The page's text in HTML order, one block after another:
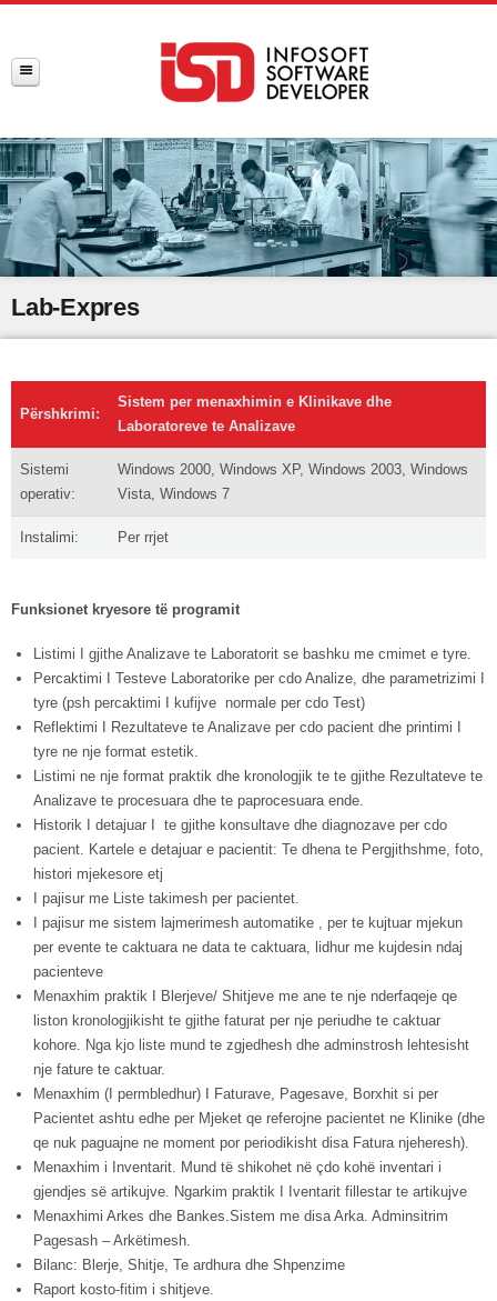
Lab-Expres
Përshkrimi:
Sistem per menaxhimin e Klinikave dhe
Laboratoreve te Analizave
Sistemi
operativ:
Windows 2000, Windows XP, Windows 2003, Windows
Vista, Windows 7
Instalimi: Per rrjet
Funksionet kryesore të programit
Listimi I gjithe Analizave te Laboratorit se bashku me cmimet e tyre.
Percaktimi I Testeve Laboratorike per cdo Analize, dhe parametrizimi I
tyre (psh percaktimi I kufijve normale per cdo Test)
Reflektimi I Rezultateve te Analizave per cdo pacient dhe printimi I
tyre ne nje format estetik.
Listimi ne nje format praktik dhe kronologjik te te gjithe Rezultateve te
Analizave te procesuara dhe te paprocesuara ende.
Historik I detajuar I te gjithe konsultave dhe diagnozave per cdo
pacient. Kartele e detajuar e pacientit: Te dhena te Pergjithshme, foto,
histori mjekesore etj
I pajisur me Liste takimesh per pacientet.
I pajisur me sistem lajmerimesh automatike , per te kujtuar mjekun
per evente te caktuara ne data te caktuara, lidhur me kujdesin ndaj
pacienteve
Menaxhim praktik I Blerjeve/ Shitjeve me ane te nje nderfaqeje qe
liston kronologjikisht te gjithe faturat per nje periudhe te caktuar
kohore. Nga kjo liste mund te zgjedhesh dhe adminstrosh lehtesisht
nje fature te caktuar.
Menaxhim (I permbledhur) I Faturave, Pagesave, Borxhit si per
Pacientet ashtu edhe per Mjeket qe referojne pacientet ne Klinike (dhe
qe nuk paguajne ne moment por periodikisht disa Fatura njeheresh).
Menaxhim i Inventarit. Mund të shikohet në çdo kohë inventari i
gjendjes së artikujve. Ngarkim praktik I Iventarit fillestar te artikujve
Menaxhimi Arkes dhe Bankes.Sistem me disa Arka. Adminsitrim
Pagesash – Arkëtimesh.
Bilanc: Blerje, Shitje, Te ardhura dhe Shpenzime
Raport kosto-fitim i shitjeve.